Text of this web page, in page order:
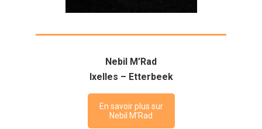
Nebil M’Rad
Ixelles – Etterbeek
En savoir plus sur
Nebil M'Rad